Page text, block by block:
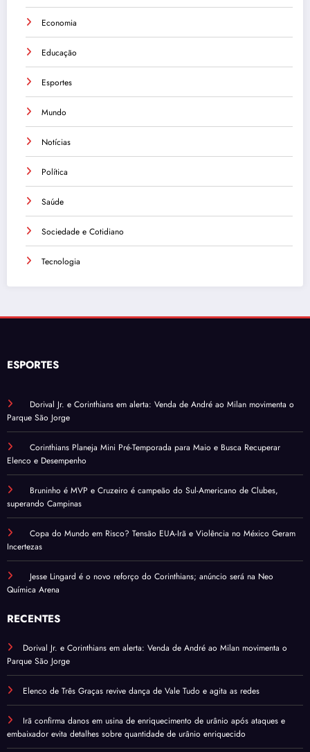
Economia
Educação
Esportes
Mundo
Notícias
Política
Saúde
Sociedade e Cotidiano
Tecnologia
ESPORTES
Dorival Jr. e Corinthians em alerta: Venda de André ao Milan movimenta o
Parque São Jorge
Corinthians Planeja Mini Pré-Temporada para Maio e Busca Recuperar
Elenco e Desempenho
Bruninho é MVP e Cruzeiro é campeão do Sul-Americano de Clubes,
superando Campinas
Copa do Mundo em Risco? Tensão EUA-Irã e Violência no México Geram
Incertezas
Jesse Lingard é o novo reforço do Corinthians; anúncio será na Neo
Química Arena
RECENTES
Dorival Jr. e Corinthians em alerta: Venda de André ao Milan movimenta o
Parque São Jorge
Elenco de Três Graças revive dança de Vale Tudo e agita as redes
Irã confirma danos em usina de enriquecimento de urânio após ataques e
embaixador evita detalhes sobre quantidade de urânio enriquecido